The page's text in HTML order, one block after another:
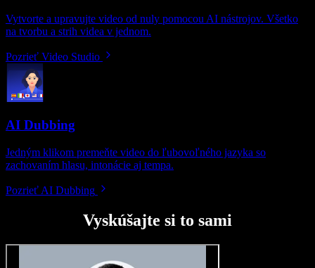
Vytvorte a upravujte video od nuly pomocou AI nástrojov. Všetko
na tvorbu a strih videa v jednom.
Pozrieť Video Studio
AI Dubbing
Jedným klikom premeňte video do ľubovoľného jazyka so
zachovaním hlasu, intonácie aj tempa.
Pozrieť AI Dubbing
Vyskúšajte si to sami